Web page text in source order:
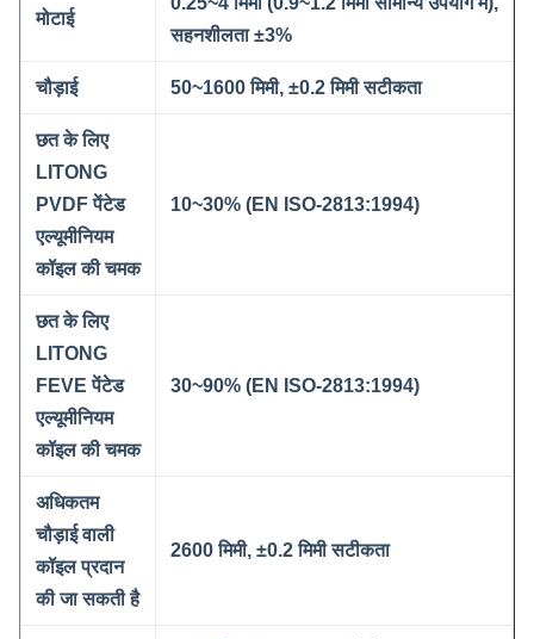
मोटाई
सहनशीलता ±3%
चौड़ाई 50~1600 मिमी, ±0.2 मिमी सटीकता
छत के लिए
LITONG
PVDF पेंटेड
एल्यूमीनियम
कॉइल की चमक
10~30% (EN ISO-2813:1994)
छत के लिए
LITONG
FEVE पेंटेड
एल्यूमीनियम
कॉइल की चमक
30~90% (EN ISO-2813:1994)
अधिकतम
चौड़ाई वाली
कॉइल प्रदान
की जा सकती है
2600 मिमी, ±0.2 मिमी सटीकता